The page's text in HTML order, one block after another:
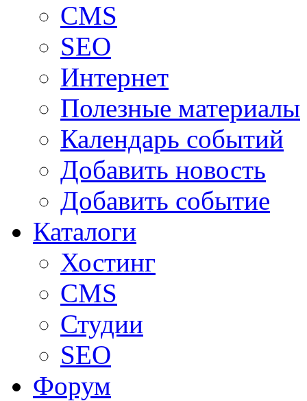
CMS
SEO
Интернет
Полезные материалы
Календарь событий
Добавить новость
Добавить событие
Каталоги
Хостинг
CMS
Студии
SEO
Форум